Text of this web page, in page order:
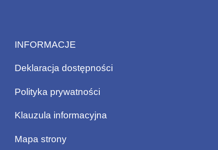
INFORMACJE
Deklaracja dostępności
Polityka prywatności
Klauzula informacyjna
Mapa strony